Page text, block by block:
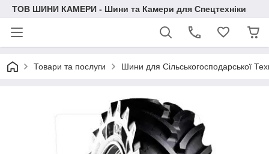
ТОВ ШИНИ КАМЕРИ - Шини та Камери для Спецтехніки
Товари та послуги Шини для Сільськогосподарської